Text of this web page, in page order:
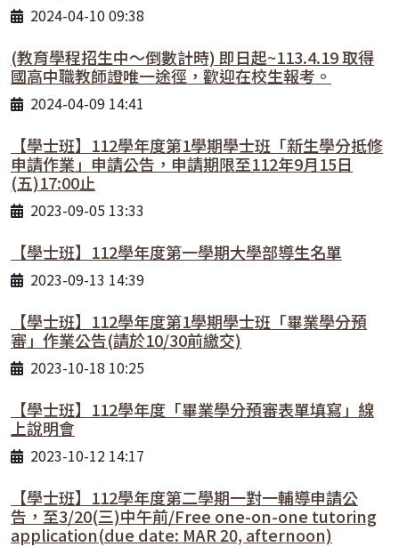
2024-04-10 09:38
(教育學程招生中～倒數計時) 即日起~113.4.19 取得
國高中職教師證唯一途徑，歡迎在校生報考。
2024-04-09 14:41
【學士班】112學年度第1學期學士班「新生學分抵修
申請作業」申請公告，申請期限至112年9月15日
(五)17:00止
2023-09-05 13:33
【學士班】112學年度第一學期大學部導生名單
2023-09-13 14:39
【學士班】112學年度第1學期學士班「畢業學分預
審」作業公告(請於10/30前繳交)
2023-10-18 10:25
【學士班】112學年度「畢業學分預審表單填寫」線
上說明會
2023-10-12 14:17
【學士班】112學年度第二學期一對一輔導申請公
告，至3/20(三)中午前/Free one-on-one tutoring
application(due date: MAR 20, afternoon)